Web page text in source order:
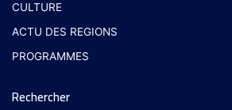
CULTURE
ACTU DES REGIONS
PROGRAMMES
Rechercher